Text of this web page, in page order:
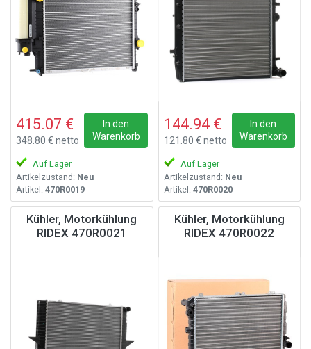
415.07 €
348.80 € netto
In den
Warenkorb
Auf Lager
Artikelzustand: Neu
Artikel: 470R0019
144.94 €
121.80 € netto
In den
Warenkorb
Auf Lager
Artikelzustand: Neu
Artikel: 470R0020
Kühler, Motorkühlung
RIDEX 470R0021
Kühler, Motorkühlung
RIDEX 470R0022